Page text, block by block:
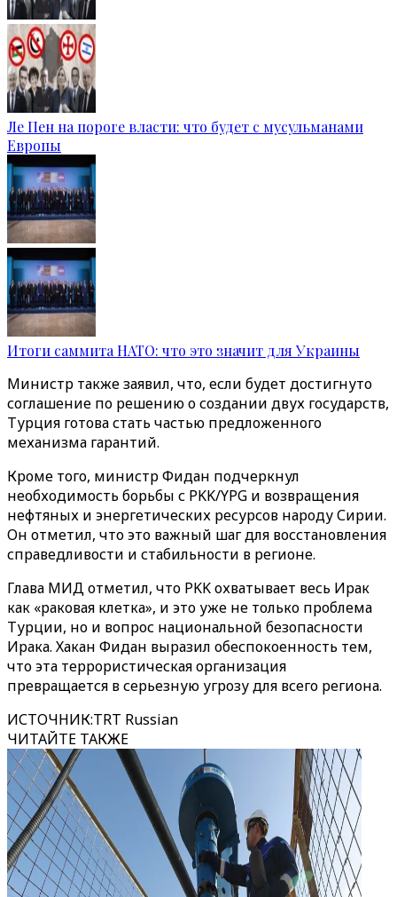
Ле Пен на пороге власти: что будет с мусульманами
Европы
Итоги саммита НАТО: что это значит для Украины
Министр также заявил, что, если будет достигнуто
соглашение по решению о создании двух государств,
Турция готова стать частью предложенного
механизма гарантий.
Кроме того, министр Фидан подчеркнул
необходимость борьбы с PKK/YPG и возвращения
нефтяных и энергетических ресурсов народу Сирии.
Он отметил, что это важный шаг для восстановления
справедливости и стабильности в регионе.
Глава МИД отметил, что PKK охватывает весь Ирак
как «раковая клетка», и это уже не только проблема
Турции, но и вопрос национальной безопасности
Ирака. Хакан Фидан выразил обеспокоенность тем,
что эта террористическая организация
превращается в серьезную угрозу для всего региона.
ИСТОЧНИК:TRT Russian
ЧИТАЙТЕ ТАКЖЕ